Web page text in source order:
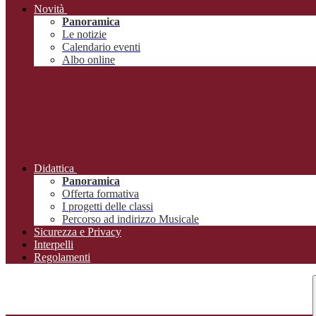
Novità
Panoramica
Le notizie
Calendario eventi
Albo online
Didattica
Panoramica
Offerta formativa
I progetti delle classi
Percorso ad indirizzo Musicale
Sicurezza e Privacy
Interpelli
Regolamenti